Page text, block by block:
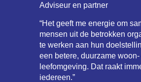
Adviseur en partner
“Het geeft me energie om
mensen uit de betrokken
te werken aan hun
een betere, duurzame woon-
leefomgeving. Dat raakt
iedereen.”